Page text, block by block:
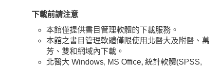
下載前請注意
本館僅提供書目管理軟體的下載服務。
本館之書目管理軟體僅限使用北醫大及附醫、萬
芳、雙和網域內下載。
北醫大 Windows, MS Office, 統計軟體(SPSS,